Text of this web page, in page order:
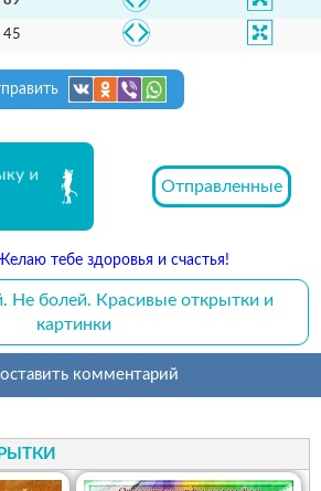
45
и
Отправленные
тебе здоровья и счастья!
Не болей. Красивые открытки и
картинки
оставить комментарий